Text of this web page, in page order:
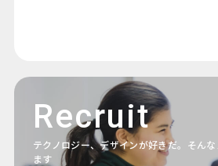
Recruit
テクノロジー、デザインが好きだ。そん
ます